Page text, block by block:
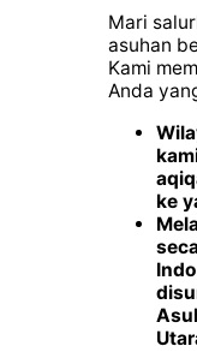
Mari
asuhan
Kami
Anda
ke